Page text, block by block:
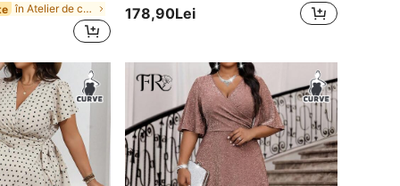
în Atelier de caroserie Rochii marimi mari 178,90Lei